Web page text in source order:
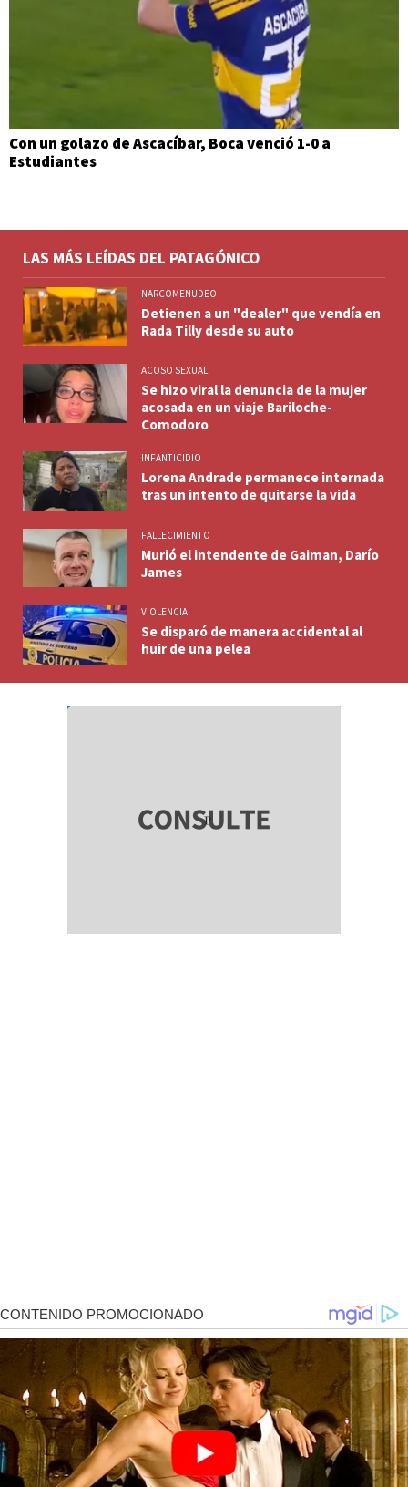
Con un golazo de Ascacíbar, Boca venció 1-0 a
Estudiantes
LAS MÁS LEÍDAS DEL PATAGÓNICO
NARCOMENUDEO
Detienen a un "dealer" que vendía en
Rada Tilly desde su auto
ACOSO SEXUAL
Se hizo viral la denuncia de la mujer
acosada en un viaje Bariloche-
Comodoro
INFANTICIDIO
Lorena Andrade permanece internada
tras un intento de quitarse la vida
FALLECIMIENTO
Murió el intendente de Gaiman, Darío
James
VIOLENCIA
Se disparó de manera accidental al
huir de una pelea